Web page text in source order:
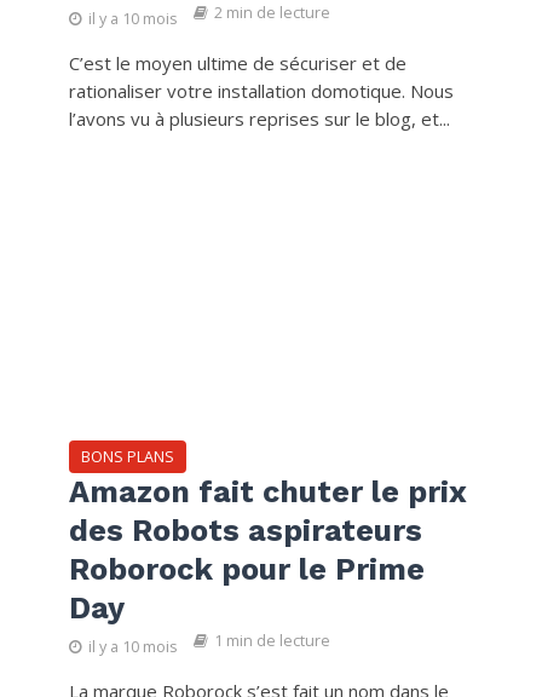
il y a 10 mois 2 min de lecture
C’est le moyen ultime de sécuriser et de
rationaliser votre installation domotique. Nous
l’avons vu à plusieurs reprises sur le blog, et...
BONS PLANS
Amazon fait chuter le prix
des Robots aspirateurs
Roborock pour le Prime
Day
il y a 10 mois 1 min de lecture
La marque Roborock s’est fait un nom dans le